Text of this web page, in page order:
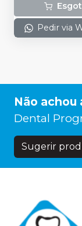
Pedir via
Não achou
Dental
Sugerir